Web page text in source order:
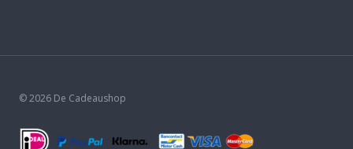
© 2026 De Cadeaushop